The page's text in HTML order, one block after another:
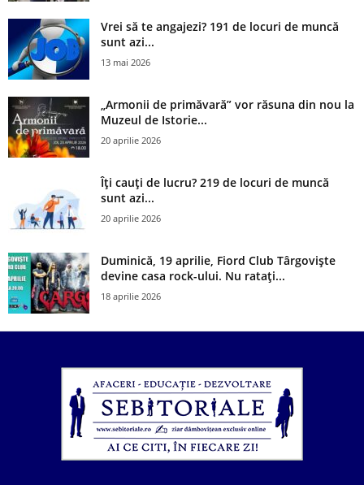
Vrei să te angajezi? 191 de locuri de muncă
sunt azi...
13 mai 2026
„Armonii de primăvară” vor răsuna din nou la
Muzeul de Istorie...
20 aprilie 2026
Îți cauți de lucru? 219 de locuri de muncă
sunt azi...
20 aprilie 2026
Duminică, 19 aprilie, Fiord Club Târgoviște
devine casa rock-ului. Nu ratați...
18 aprilie 2026